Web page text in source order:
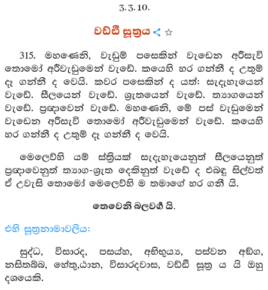
3. 3. 10.
වඩ්ඪී සූත්‍රය
315. මහණෙනි, වැඩුම් පසෙකින් වැඩෙන අරීසැවි
තොමෝ අරීවැඩුමෙන් වැඩේ. කයෙහි හර ගන්නී ද උතුම්
දෑ ගන්නී ද වෙයි. කවර පසෙකින් ද යත්: සැදැහැයෙන්
වැඩේ. සීලයෙන් වැඩේ. ශ්‍රැතයෙන් වැඩේ. ත්‍යාගයෙන්
වැඩේ. ප්‍රඥාවෙන් වැඩේ. මහණෙනි, මේ පස් වැඩුමෙන්
වැඩෙන අරීසැවි තොමෝ අරීවැඩුමෙන් වැඩේ. කයෙහි
හර ගන්නී ද උතුම් දෑ ගන්නී ද වෙයි.
මෙලෙව්හි යම් ස්ත්‍රියක් සැදැහැයෙනුත් සීලයෙනුත්
ප්‍රඥාවෙනුත් ත්‍යාග-ශ්‍රැත දෙකිනුත් වැඩේ ද එබඳු සිල්වත්
ඒ උවැසි තොමෝ මෙලෙව්හි ම තමාගේ හර ගනී යි.
තෙවෙනි බලවර්‍ග යි.
එහි සූත්‍රනාමාවලිය:
සුද්ධ, විසාරද, පසය්හ, අභිභුය්‍ය, පස්වන අඞ්ග,
නසිතබ්බ, හේතු,ඨාන, විසාරදවාස, වඩ්ඪි සූත්‍ර ය යි ඔහු
දශයෙකි.